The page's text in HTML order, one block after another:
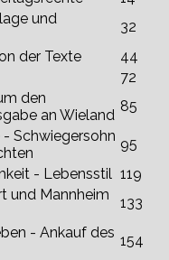
und
32
der Texte
44
72
den
an Wieland
85
Schwiegersohn 95
- Lebensstil 119
und Mannheim
133
- Ankauf des 154